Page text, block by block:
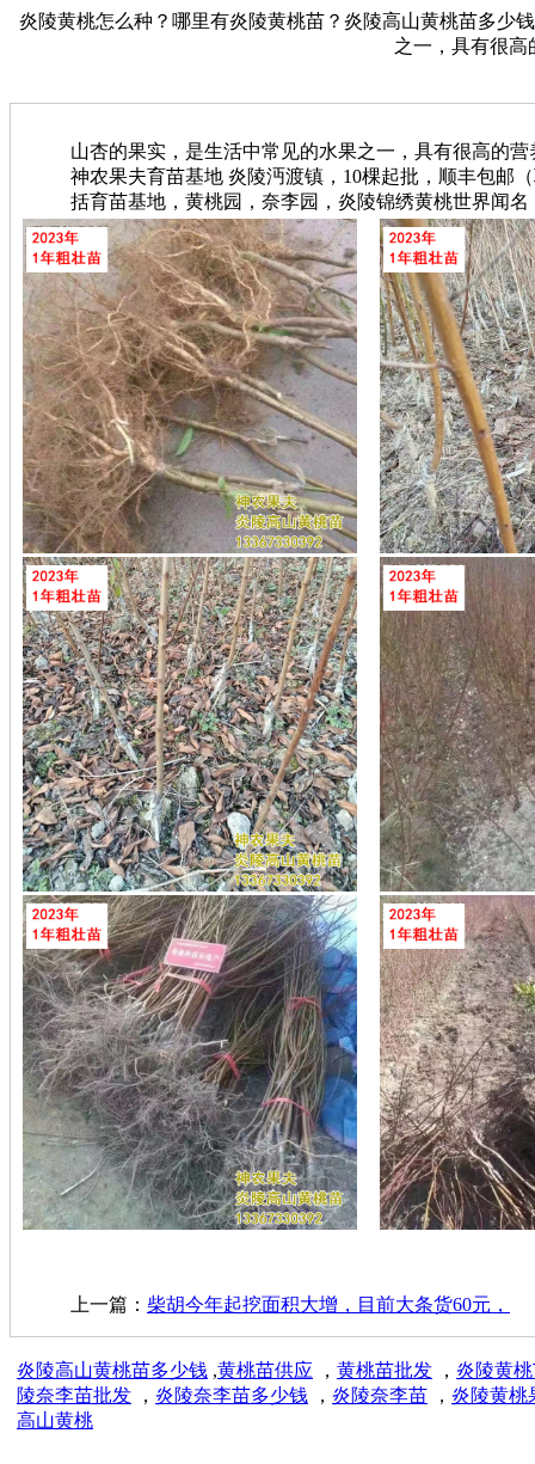
炎陵黄桃怎么种？哪里有炎陵黄桃苗？炎陵高山黄桃苗多少
之一，具有很高
山杏的果实，是生活中常见的水果之一，具有很高的
神农果夫育苗基地 炎陵沔渡镇，10棵起批，顺丰包邮
括育苗基地，黄桃园，奈李园，炎陵锦绣黄桃世界闻名
上一篇： 柴胡今年起挖面积大增，目前大条货60元，
炎陵高山黄桃苗多少钱 ,黄桃苗供应 ， 黄桃苗批发 ， 炎陵黄
陵奈李苗批发 ， 炎陵奈李苗多少钱 ， 炎陵奈李苗 ， 炎陵黄桃
高山黄桃